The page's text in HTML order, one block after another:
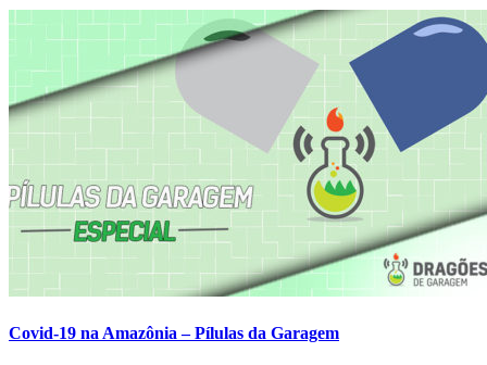
Covid-19 na Amazônia – Pílulas da Garagem